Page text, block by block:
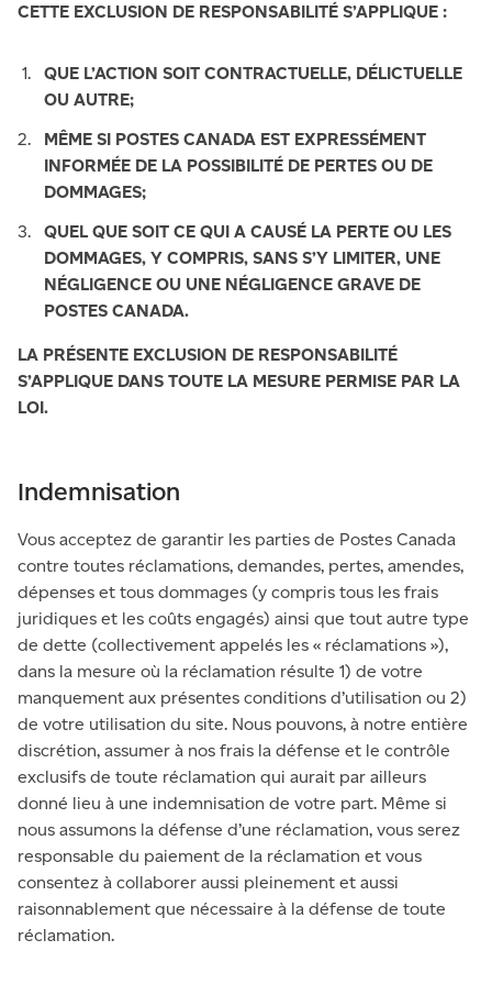
CETTE EXCLUSION DE RESPONSABILITÉ S’APPLIQUE :
QUE L’ACTION SOIT CONTRACTUELLE, DÉLICTUELLE
OU AUTRE;
MÊME SI POSTES CANADA EST EXPRESSÉMENT
INFORMÉE DE LA POSSIBILITÉ DE PERTES OU DE
DOMMAGES;
QUEL QUE SOIT CE QUI A CAUSÉ LA PERTE OU LES
DOMMAGES, Y COMPRIS, SANS S’Y LIMITER, UNE
NÉGLIGENCE OU UNE NÉGLIGENCE GRAVE DE
POSTES CANADA.
LA PRÉSENTE EXCLUSION DE RESPONSABILITÉ
S’APPLIQUE DANS TOUTE LA MESURE PERMISE PAR LA
LOI.
Indemnisation
Vous acceptez de garantir les parties de Postes Canada
contre toutes réclamations, demandes, pertes, amendes,
dépenses et tous dommages (y compris tous les frais
juridiques et les coûts engagés) ainsi que tout autre type
de dette (collectivement appelés les « réclamations »),
dans la mesure où la réclamation résulte 1) de votre
manquement aux présentes conditions d’utilisation ou 2)
de votre utilisation du site. Nous pouvons, à notre entière
discrétion, assumer à nos frais la défense et le contrôle
exclusifs de toute réclamation qui aurait par ailleurs
donné lieu à une indemnisation de votre part. Même si
nous assumons la défense d’une réclamation, vous serez
responsable du paiement de la réclamation et vous
consentez à collaborer aussi pleinement et aussi
raisonnablement que nécessaire à la défense de toute
réclamation.